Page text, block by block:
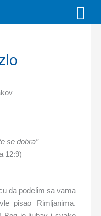
se dobra”
12:9)
da podelim sa vama
pisao Rimljanima.